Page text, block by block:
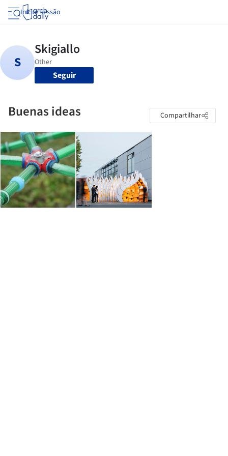
Iniciar sessão
Seguir
Buenas ideas Compartilhar